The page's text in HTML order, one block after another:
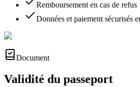
Remboursement en cas de refus
Données et paiement
Document
Validité du passeport